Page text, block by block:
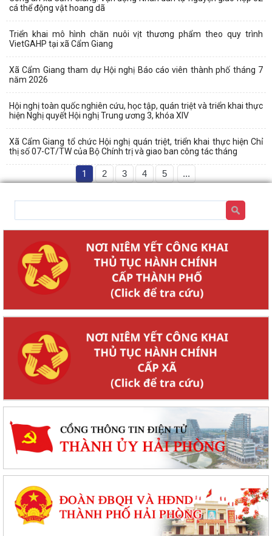
cá thể động vật hoang dã
Triển khai mô hình chăn nuôi vịt thương phẩm theo quy trình
VietGAHP tại xã Cẩm Giang
Xã Cẩm Giang tham dự Hội nghị Báo cáo viên thành phố tháng 7
năm 2026
Hội nghị toàn quốc nghiên cứu, học tập, quán triệt và triển khai thực
hiện Nghị quyết Hội nghị Trung ương 3, khóa XIV
Xã Cẩm Giang tổ chức Hội nghị quán triệt, triển khai thực hiện Chỉ
thị số 07-CT/TW của Bộ Chính trị và giao ban công tác tháng
1 2 3 4 5 ...